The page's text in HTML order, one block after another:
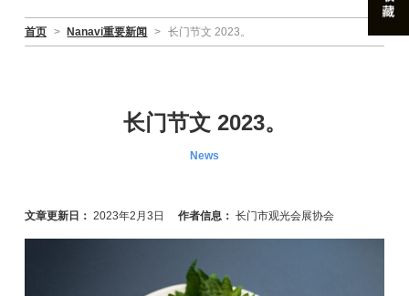
首页 > Nanavi重要新闻 > 长门节文 2023。
长门节文 2023。
News
文章更新日： 2023年2月3日 作者信息： 长门市观光会展协会